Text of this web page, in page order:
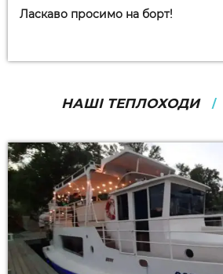
Ласкаво просимо на борт!
НАШІ ТЕПЛОХОДИ